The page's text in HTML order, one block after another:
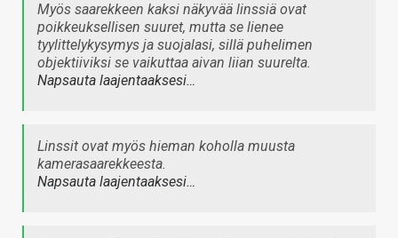
Myös saarekkeen kaksi näkyvää linssiä ovat
poikkeuksellisen suuret, mutta se lienee
tyylittelykysymys ja suojalasi, sillä puhelimen
objektiiviksi se vaikuttaa aivan liian suurelta.
Napsauta laajentaaksesi…
Linssit ovat myös hieman koholla muusta
kamerasaarekkeesta.
Napsauta laajentaaksesi…